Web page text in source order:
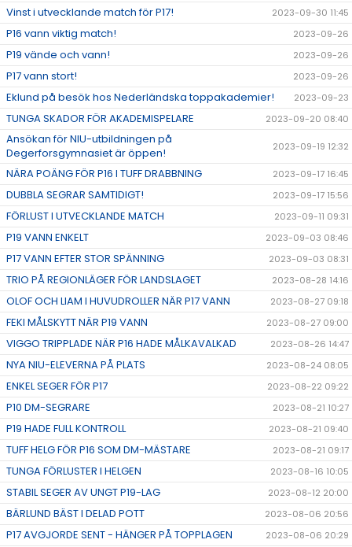
Vinst i utvecklande match för P17! 2023-09-30 11:45
P16 vann viktig match! 2023-09-26
P19 vände och vann! 2023-09-26
P17 vann stort! 2023-09-26
Eklund på besök hos Nederländska toppakademier! 2023-09-23
TUNGA SKADOR FÖR AKADEMISPELARE 2023-09-20 08:40
Ansökan för NIU-utbildningen på
Degerforsgymnasiet är öppen!
2023-09-19 12:32
NÄRA POÄNG FÖR P16 I TUFF DRABBNING 2023-09-17 16:45
DUBBLA SEGRAR SAMTIDIGT! 2023-09-17 15:56
FÖRLUST I UTVECKLANDE MATCH 2023-09-11 09:31
P19 VANN ENKELT 2023-09-03 08:46
P17 VANN EFTER STOR SPÄNNING 2023-09-03 08:31
TRIO PÅ REGIONLÄGER FÖR LANDSLAGET 2023-08-28 14:16
OLOF OCH LIAM I HUVUDROLLER NÄR P17 VANN 2023-08-27 09:18
FEKI MÅLSKYTT NÄR P19 VANN 2023-08-27 09:00
VIGGO TRIPPLADE NÄR P16 HADE MÅLKAVALKAD 2023-08-26 14:47
NYA NIU-ELEVERNA PÅ PLATS 2023-08-24 08:05
ENKEL SEGER FÖR P17 2023-08-22 09:22
P10 DM-SEGRARE 2023-08-21 10:27
P19 HADE FULL KONTROLL 2023-08-21 09:40
TUFF HELG FÖR P16 SOM DM-MÄSTARE 2023-08-21 09:17
TUNGA FÖRLUSTER I HELGEN 2023-08-16 10:05
STABIL SEGER AV UNGT P19-LAG 2023-08-12 20:00
BÄRLUND BÄST I DELAD POTT 2023-08-06 20:56
P17 AVGJORDE SENT - HÄNGER PÅ TOPPLAGEN 2023-08-06 20:29